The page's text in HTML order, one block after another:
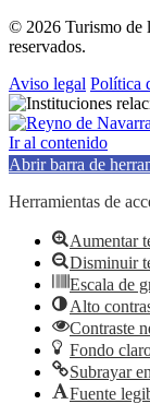
© 2026 Turismo de
reservados.
Aviso legal Política
Ir al contenido
Abrir barra de
Herramientas de
Aumentar
Disminuir
Escala de
Alto
Contraste
Fondo
Subrayar
Fuente